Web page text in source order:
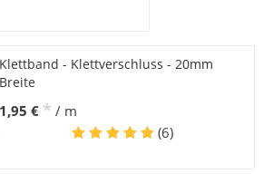
Klettband - Klettverschluss - 20mm
Breite
1,95 € * / m
(6)